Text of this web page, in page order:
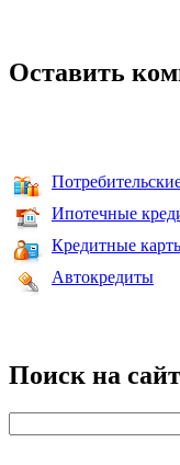
Оставить
Ипотечные
Кредитные
Автокредиты
Поиск на